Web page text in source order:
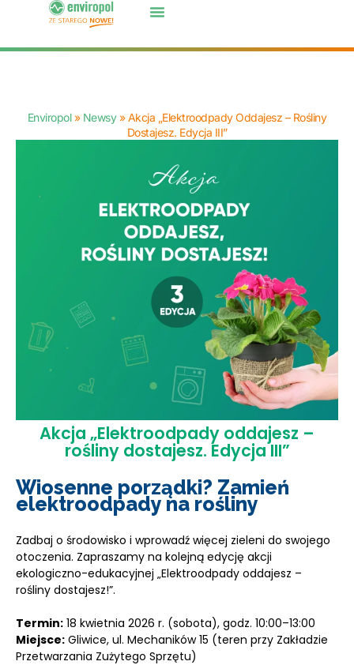
Enviropol» Newsy»Akcja „Elektroodpady Oddajesz – Rośliny
Dostajesz. Edycja III”
Akcja „Elektroodpady oddajesz –
rośliny dostajesz. Edycja III”
Wiosenne porządki? Zamień
elektroodpady na rośliny
Zadbaj o środowisko i wprowadź więcej zieleni do swojego
otoczenia. Zapraszamy na kolejną edycję akcji
ekologiczno-edukacyjnej „Elektroodpady oddajesz –
rośliny dostajesz!”.
Termin: 18 kwietnia 2026 r. (sobota), godz. 10:00–13:00
Miejsce: Gliwice, ul. Mechaników 15 (teren przy Zakładzie
Przetwarzania Zużytego Sprzętu)